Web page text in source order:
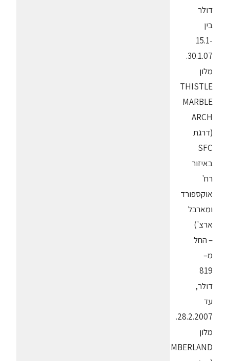
דולר
בין
15.1-
30.1.07.
מלון
THISTLE
MARBLE
ARCH
(דרגת
SFC
באיזור
רח'
אוקספורד
ומארבל
ארצ')
– החל
מ–
819
דולר,
עד
28.2.2007.
מלון
CUMBERLAND